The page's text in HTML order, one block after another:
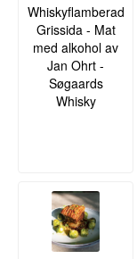
Whiskyflamberad
Grissida - Mat
med alkohol av
Jan Ohrt -
Søgaards
Whisky